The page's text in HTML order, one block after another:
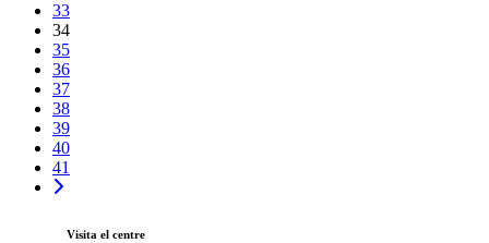
33
34
35
36
37
38
39
40
41
Visita el centre